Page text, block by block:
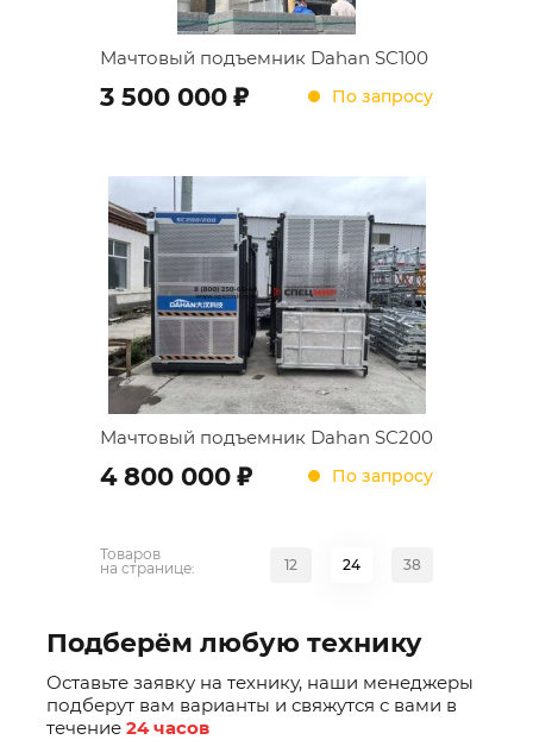
Мачтовый подъемник Dahan SC100
3 500 000 ; По запросу
Мачтовый подъемник Dahan SC200
4 800 000 ; По запросу
Товаров
на странице:
12 24 38
Подберём любую технику
Оставьте заявку на технику, наши менеджеры
подберут вам варианты и свяжутся с вами в
течение 24 часов